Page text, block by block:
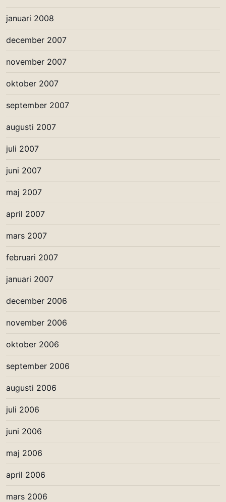
januari 2008
december 2007
november 2007
oktober 2007
september 2007
augusti 2007
juli 2007
juni 2007
maj 2007
april 2007
mars 2007
februari 2007
januari 2007
december 2006
november 2006
oktober 2006
september 2006
augusti 2006
juli 2006
juni 2006
maj 2006
april 2006
mars 2006